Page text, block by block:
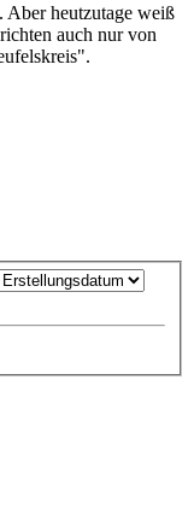
Aber heutzutage weiß
auch nur von